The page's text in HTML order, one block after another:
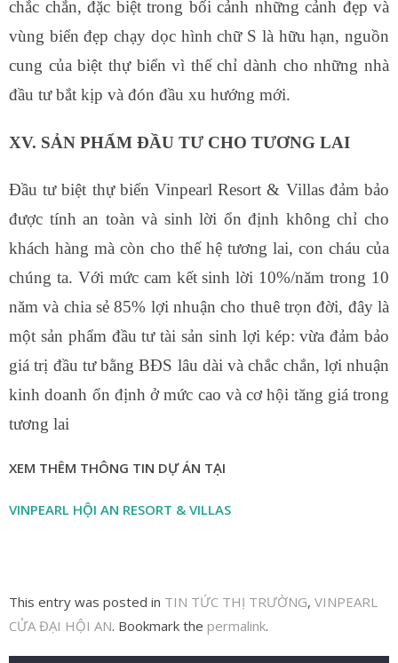
chắc chắn, đặc biệt trong bối cảnh những cảnh đẹp và
vùng biển đẹp chạy dọc hình chữ S là hữu hạn, nguồn
cung của biệt thự biển vì thế chỉ dành cho những nhà
đầu tư bắt kịp và đón đầu xu hướng mới.
XV. SẢN PHẨM ĐẦU TƯ CHO TƯƠNG LAI
Đầu tư biệt thự biển Vinpearl Resort & Villas đảm bảo
được tính an toàn và sinh lời ổn định không chỉ cho
khách hàng mà còn cho thế hệ tương lai, con cháu của
chúng ta. Với mức cam kết sinh lời 10%/năm trong 10
năm và chia sẻ 85% lợi nhuận cho thuê trọn đời, đây là
một sản phẩm đầu tư tài sản sinh lợi kép: vừa đảm bảo
giá trị đầu tư bằng BĐS lâu dài và chắc chắn, lợi nhuận
kinh doanh ổn định ở mức cao và cơ hội tăng giá trong
tương lai
XEM THÊM THÔNG TIN DỰ ÁN TẠI
VINPEARL HỘI AN RESORT & VILLAS
This entry was posted in TIN TỨC THỊ TRƯỜNG, VINPEARL
CỬA ĐẠI HỘI AN. Bookmark the permalink.